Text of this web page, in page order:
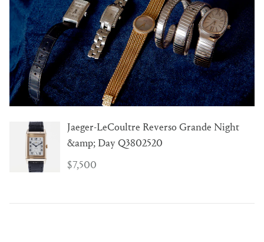
Jaeger-LeCoultre Reverso Grande Night
&amp; Day Q3802520
$7,500